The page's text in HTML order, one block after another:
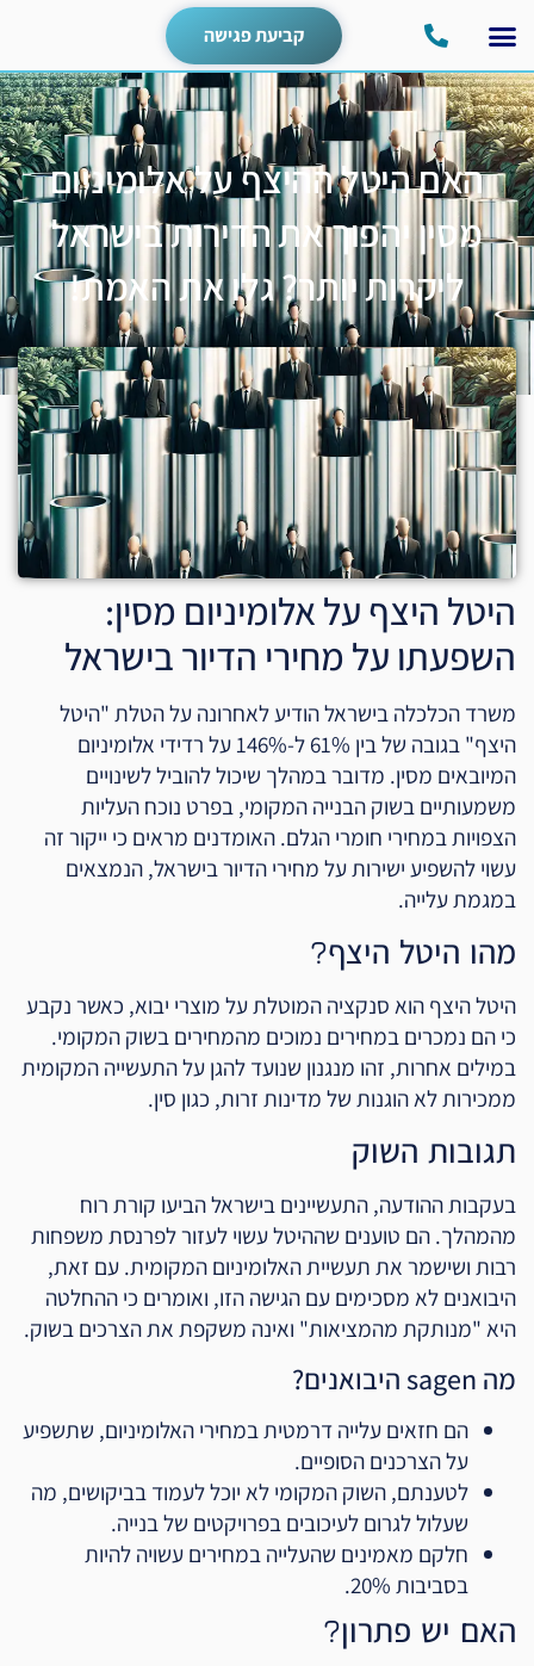
קביעת פגישה
האם היטל ההיצף על אלומיניום
מסין יהפוך את הדירות בישראל
ליקרות יותר? גלו את האמת!
היטל היצף על אלומיניום מסין:
השפעתו על מחירי הדיור בישראל
משרד הכלכלה בישראל הודיע לאחרונה על הטלת "היטל
היצף" בגובה של בין 61% ל-146% על רדידי אלומיניום
המיובאים מסין. מדובר במהלך שיכול להוביל לשינויים
משמעותיים בשוק הבנייה המקומי, בפרט נוכח העליות
הצפויות במחירי חומרי הגלם. האומדנים מראים כי ייקור זה
עשוי להשפיע ישירות על מחירי הדיור בישראל, הנמצאים
במגמת עלייה.
מהו היטל היצף?
היטל היצף הוא סנקציה המוטלת על מוצרי יבוא, כאשר נקבע
כי הם נמכרים במחירים נמוכים מהמחירים בשוק המקומי.
במילים אחרות, זהו מנגנון שנועד להגן על התעשייה המקומית
ממכירות לא הוגנות של מדינות זרות, כגון סין.
תגובות השוק
בעקבות ההודעה, התעשיינים בישראל הביעו קורת רוח
מהמהלך. הם טוענים שההיטל עשוי לעזור לפרנסת משפחות
רבות ושישמר את תעשיית האלומיניום המקומית. עם זאת,
היבואנים לא מסכימים עם הגישה הזו, ואומרים כי ההחלטה
היא "מנותקת מהמציאות" ואינה משקפת את הצרכים בשוק.
מה sagen היבואנים?
הם חזאים עלייה דרמטית במחירי האלומיניום, שתשפיע
על הצרכנים הסופיים.
לטענתם, השוק המקומי לא יוכל לעמוד בביקושים, מה
שעלול לגרום לעיכובים בפרויקטים של בנייה.
חלקם מאמינים שהעלייה במחירים עשויה להיות
בסביבות 20%.
האם יש פתרון?